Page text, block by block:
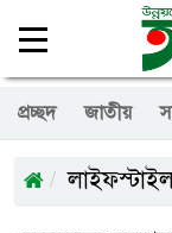
প্রচ্ছদ জাতীয়